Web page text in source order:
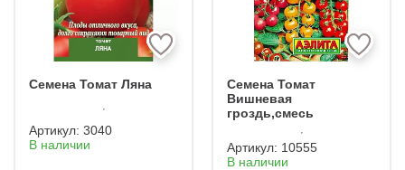
Семена Томат Ляна
Артикул: 3040
В наличии
Семена Томат
Вишневая
гроздь,смесь
Артикул: 10555
В наличии